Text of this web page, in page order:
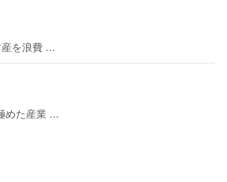
を浪費 ...
めた産業 ...